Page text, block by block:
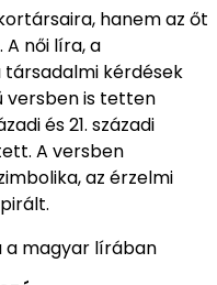
hanem az őt
női líra, a
társadalmi kérdések
versben is tetten
és 21. századi
A versben
az érzelmi
a magyar lírában